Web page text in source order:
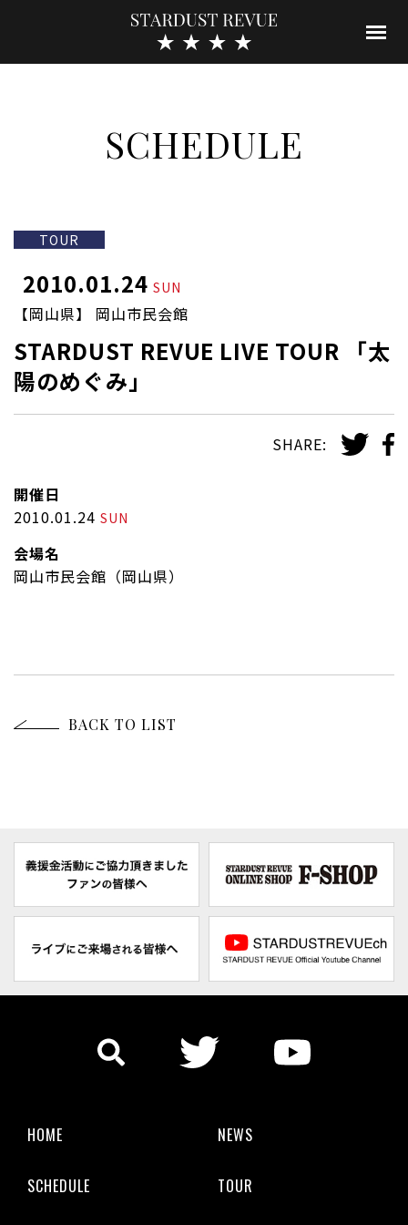
SCHEDULE
TOUR
2010.01.24 SUN
【岡山県】 岡山市民会館
STARDUST REVUE LIVE TOUR 「太
陽のめぐみ」
SHARE:
開催日
2010.01.24 SUN
会場名
岡山市民会館（岡山県）
BACK TO LIST
HOME NEWS
SCHEDULE TOUR